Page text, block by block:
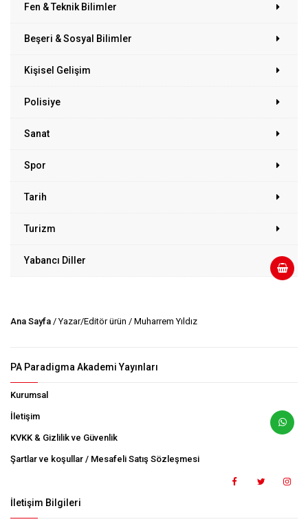
Fen & Teknik Bilimler
Beşeri & Sosyal Bilimler
Kişisel Gelişim
Polisiye
Sanat
Spor
Tarih
Turizm
Yabancı Diller
Ana Sayfa / Yazar/Editör ürün / Muharrem Yıldız
PA Paradigma Akademi Yayınları
Kurumsal
İletişim
KVKK & Gizlilik ve Güvenlik
Şartlar ve koşullar / Mesafeli Satış Sözleşmesi
İletişim Bilgileri